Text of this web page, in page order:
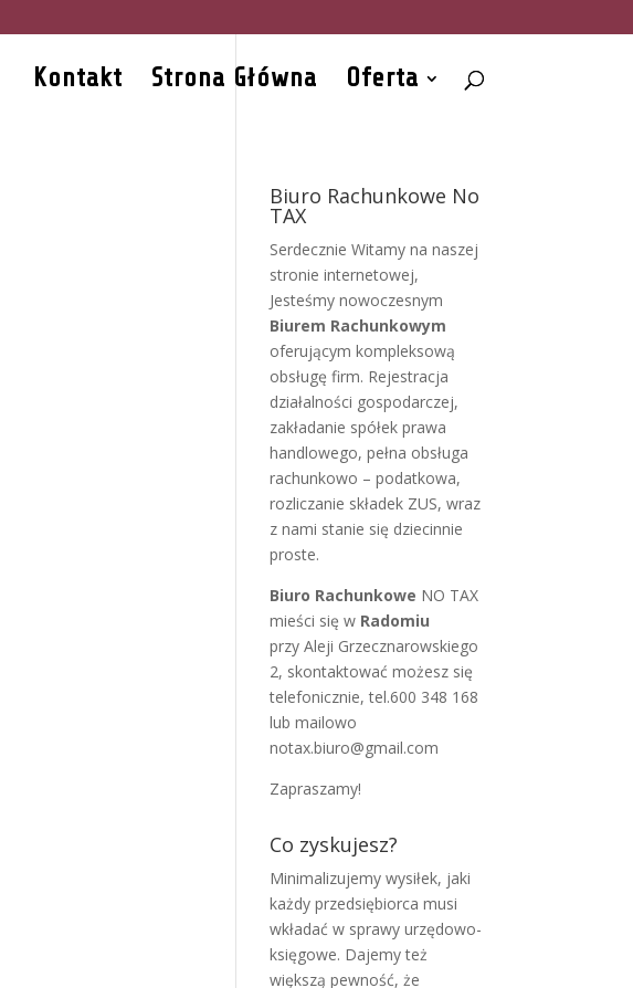
Kontakt Strona Główna Oferta
Biuro Rachunkowe No
TAX
Serdecznie Witamy na naszej
stronie internetowej,
Jesteśmy nowoczesnym
Biurem Rachunkowym
oferującym kompleksową
obsługę firm. Rejestracja
działalności gospodarczej,
zakładanie spółek prawa
handlowego, pełna obsługa
rachunkowo – podatkowa,
rozliczanie składek ZUS, wraz
z nami stanie się dziecinnie
proste.
Biuro Rachunkowe NO TAX
mieści się w Radomiu
przy Aleji Grzecznarowskiego
2, skontaktować możesz się
telefonicznie, tel.600 348 168
lub mailowo
notax.biuro@gmail.com
Zapraszamy!
Co zyskujesz?
Minimalizujemy wysiłek, jaki
każdy przedsiębiorca musi
wkładać w sprawy urzędowo-
księgowe. Dajemy też
większą pewność, że